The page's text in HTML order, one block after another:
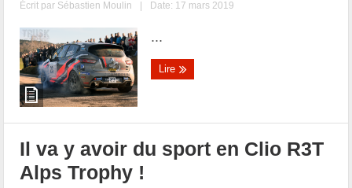
Écrit par Sébastien Moulin | Date: 17 mars 2019
...
Lire
Il va y avoir du sport en Clio R3T
Alps Trophy !